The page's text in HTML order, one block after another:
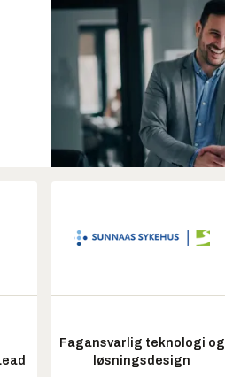
Fagansvarlig teknologi og
løsningsdesign